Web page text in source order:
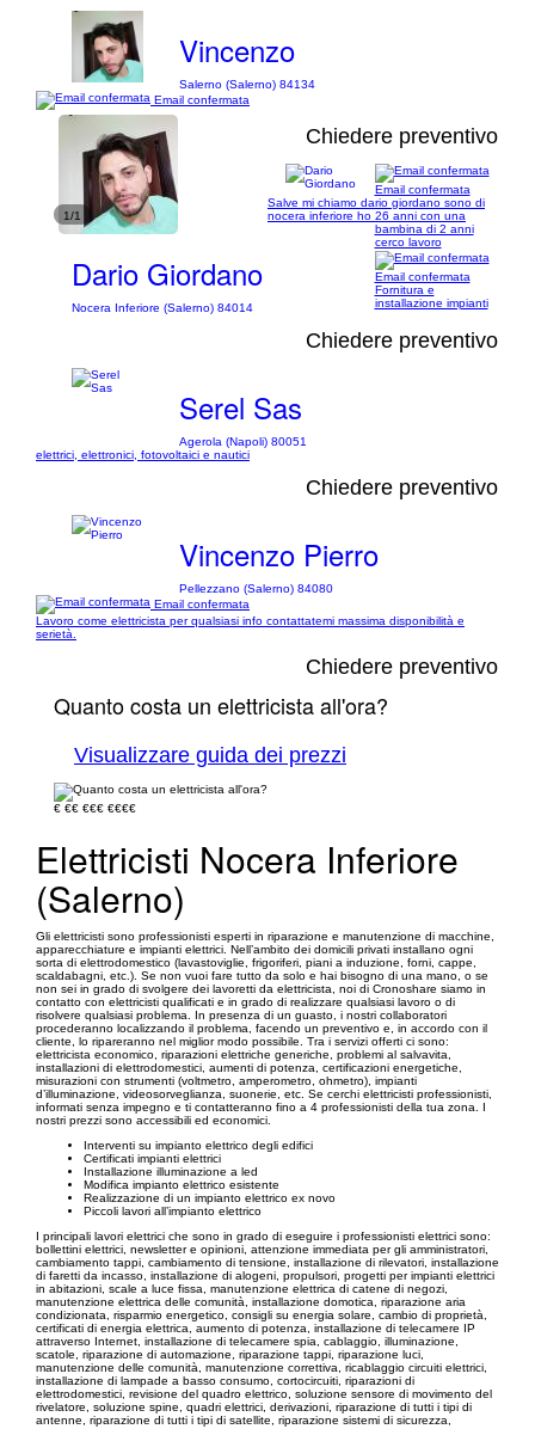
Vincenzo
Salerno (Salerno) 84134
Email confermata
1/1
Chiedere preventivo
Dario Giordano
Nocera Inferiore (Salerno) 84014
Email confermata
Salve mi chiamo dario giordano sono di
nocera inferiore ho 26 anni con una
bambina di 2 anni
cerco lavoro
Chiedere preventivo
Serel Sas
Agerola (Napoli) 80051
Email confermata
Fornitura e
installazione impianti
elettrici, elettronici, fotovoltaici e nautici
Chiedere preventivo
Vincenzo Pierro
Pellezzano (Salerno) 84080
Email confermata
Lavoro come elettricista per qualsiasi info contattatemi massima disponibilità e
serietà.
Chiedere preventivo
Quanto costa un elettricista all'ora?
Visualizzare guida dei prezzi
€ €€ €€€ €€€€
Elettricisti Nocera Inferiore
(Salerno)
Gli elettricisti sono professionisti esperti in riparazione e manutenzione di macchine,
apparecchiature e impianti elettrici. Nell’ambito dei domicili privati installano ogni
sorta di elettrodomestico (lavastoviglie, frigoriferi, piani a induzione, forni, cappe,
scaldabagni, etc.). Se non vuoi fare tutto da solo e hai bisogno di una mano, o se
non sei in grado di svolgere dei lavoretti da elettricista, noi di Cronoshare siamo in
contatto con elettricisti qualificati e in grado di realizzare qualsiasi lavoro o di
risolvere qualsiasi problema. In presenza di un guasto, i nostri collaboratori
procederanno localizzando il problema, facendo un preventivo e, in accordo con il
cliente, lo ripareranno nel miglior modo possibile. Tra i servizi offerti ci sono:
elettricista economico, riparazioni elettriche generiche, problemi al salvavita,
installazioni di elettrodomestici, aumenti di potenza, certificazioni energetiche,
misurazioni con strumenti (voltmetro, amperometro, ohmetro), impianti
d’illuminazione, videosorveglianza, suonerie, etc. Se cerchi elettricisti professionisti,
informati senza impegno e ti contatteranno fino a 4 professionisti della tua zona. I
nostri prezzi sono accessibili ed economici.
Interventi su impianto elettrico degli edifici
Certificati impianti elettrici
Installazione illuminazione a led
Modifica impianto elettrico esistente
Realizzazione di un impianto elettrico ex novo
Piccoli lavori all’impianto elettrico
I principali lavori elettrici che sono in grado di eseguire i professionisti elettrici sono:
bollettini elettrici, newsletter e opinioni, attenzione immediata per gli amministratori,
cambiamento tappi, cambiamento di tensione, installazione di rilevatori, installazione
di faretti da incasso, installazione di alogeni, propulsori, progetti per impianti elettrici
in abitazioni, scale a luce fissa, manutenzione elettrica di catene di negozi,
manutenzione elettrica delle comunità, installazione domotica, riparazione aria
condizionata, risparmio energetico, consigli su energia solare, cambio di proprietà,
certificati di energia elettrica, aumento di potenza, installazione di telecamere IP
attraverso Internet, installazione di telecamere spia, cablaggio, illuminazione,
scatole, riparazione di automazione, riparazione tappi, riparazione luci,
manutenzione delle comunità, manutenzione correttiva, ricablaggio circuiti elettrici,
installazione di lampade a basso consumo, cortocircuiti, riparazioni di
elettrodomestici, revisione del quadro elettrico, soluzione sensore di movimento del
rivelatore, soluzione spine, quadri elettrici, derivazioni, riparazione di tutti i tipi di
antenne, riparazione di tutti i tipi di satellite, riparazione sistemi di sicurezza,